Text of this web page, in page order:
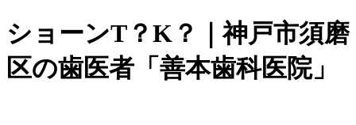
ショーンT？K？｜神戸市須磨
区の歯医者「善本歯科医院」